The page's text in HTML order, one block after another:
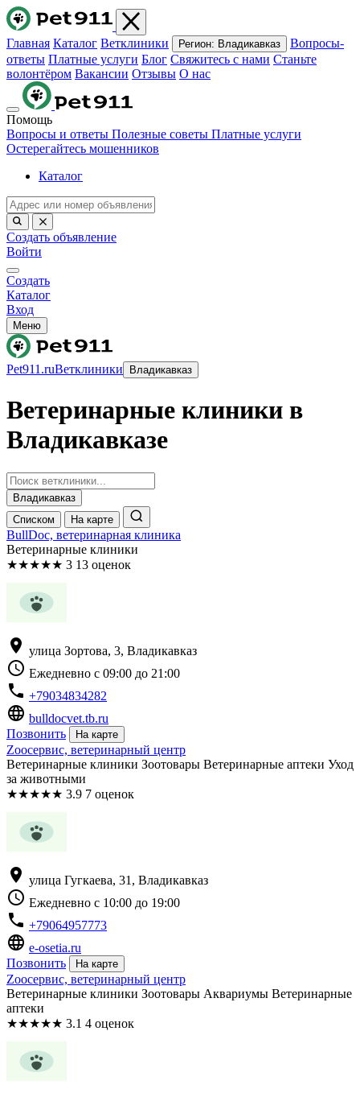
Главная Каталог Ветклиники Регион: Владикавказ
Вопросы-
ответы Платные услуги Блог Свяжитесь с нами Станьте
волонтёром Вакансии Отзывы О нас
Помощь
Вопросы и ответы Полезные советы Платные услуги
Остерегайтесь мошенников
Каталог
Создать объявление
Войти
Создать
Каталог
Вход
Меню
Pet911.ruВетклиники Владикавказ
Ветеринарные клиники в
Владикавказе
Владикавказ
Списком
На карте
BullDoc, ветеринарная клиника
Ветеринарные клиники
★★★★★ 3 13 оценок
location_on улица Зортова, 3, Владикавказ
schedule Ежедневно с 09:00 до 21:00
phone +79034834282
language bulldocvet.tb.ru
Позвонить
На карте
Zooсервис, ветеринарный центр
Ветеринарные клиники Зоотовары Ветеринарные аптеки Уход
за животными
★★★★★ 3.9 7 оценок
location_on улица Гугкаева, 31, Владикавказ
schedule Ежедневно с 10:00 до 19:00
phone +79064957773
language e-osetia.ru
Позвонить
На карте
Zooсервис, ветеринарный центр
Ветеринарные клиники Зоотовары Аквариумы Ветеринарные
аптеки
★★★★★ 3.1 4 оценок